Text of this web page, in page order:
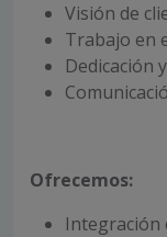
Visión de
Trabajo en
Dedicación
Ofrecemos:
Integración